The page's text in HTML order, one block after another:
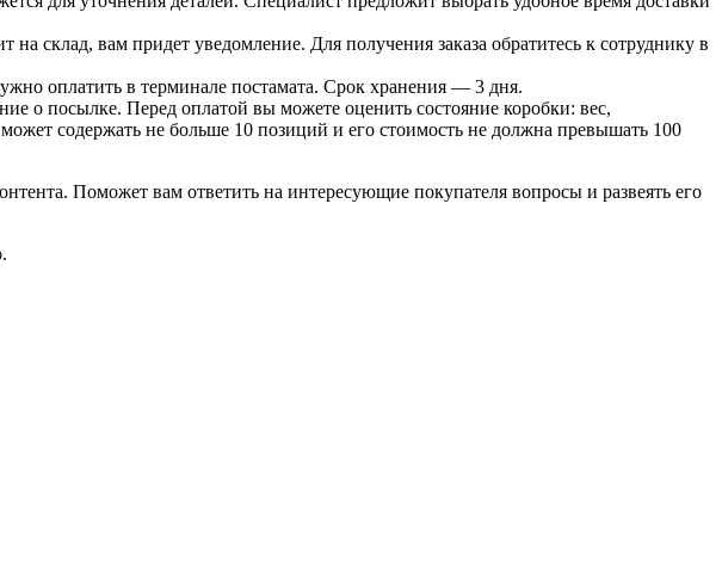
склад, вам придет уведомление. Для получения заказа обратитесь к сотруднику в
оплатить в терминале постамата. Срок хранения — 3 дня.
о посылке. Перед оплатой вы можете оценить состояние коробки: вес,
содержать не больше 10 позиций и его стоимость не должна превышать 100
Поможет вам ответить на интересующие покупателя вопросы и развеять его